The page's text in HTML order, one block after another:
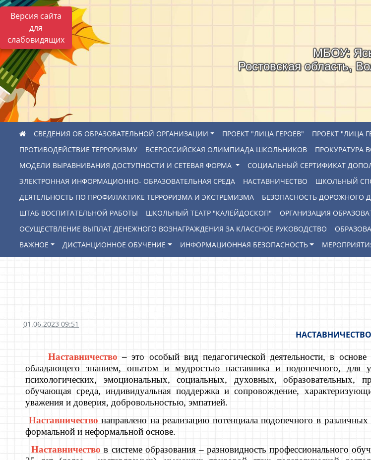
Версия сайта
для
слабовидящих
МБОУ:
Ростовская область,
СВЕДЕНИЯ ОБ ОБРАЗОВАТЕЛЬНОЙ ОРГАНИЗАЦИИ ПРОЕКТ "ЛИЦА ГЕРОЕВ" ПРОЕКТ "ЛИЦА
ПРОТИВОДЕЙСТВИЕ ТЕРРОРИЗМУ
ВСЕРОССИЙСКАЯ ОЛИМПИАДА ШКОЛЬНИКОВ ПРОКУРАТУРА
МОДЕЛИ ВЫРАВНИВАНИЯ ДОСТУПНОСТИ И СЕТЕВАЯ ФОРМА
СОЦИАЛЬНЫЙ СЕРТИФИКАТ
ЭЛЕКТРОННАЯ ИНФОРМАЦИОННО- ОБРАЗОВАТЕЛЬНАЯ СРЕДА
НАСТАВНИЧЕСТВО ШКОЛЬНЫЙ
ДЕЯТЕЛЬНОСТЬ ПО ПРОФИЛАКТИКЕ ТЕРРОРИЗМА И ЭКСТРЕМИЗМА
БЕЗОПАСНОСТЬ ДОРОЖНОГО
ШТАБ ВОСПИТАТЕЛЬНОЙ РАБОТЫ
ШКОЛЬНЫЙ ТЕАТР "КАЛЕЙДОСКОП"
ОРГАНИЗАЦИЯ
ОСУЩЕСТВЛЕНИЕ ВЫПЛАТ ДЕНЕЖНОГО ВОЗНАГРАЖДЕНИЯ ЗА КЛАССНОЕ РУКОВОДСТВО
ВАЖНОЕ
ДИСТАНЦИОННОЕ ОБУЧЕНИЕ ИНФОРМАЦИОННАЯ БЕЗОПАСНОСТЬ
01.06.2023 09:51
НАСТАВНИЧЕСТВО
Наставничество – это особый вид педагогической деятельности, в
обладающего знанием, опытом и мудростью наставника и подопечного, для
психологических, эмоциональных, социальных, духовных,
обучающая среда, индивидуальная поддержка и сопровождение,
уважения и доверия, добровольностью, эмпатией.
Наставничество направлено на реализацию потенциала подопечного в
формальной и неформальной основе.
Наставничество в системе образования – разновидность профессионального